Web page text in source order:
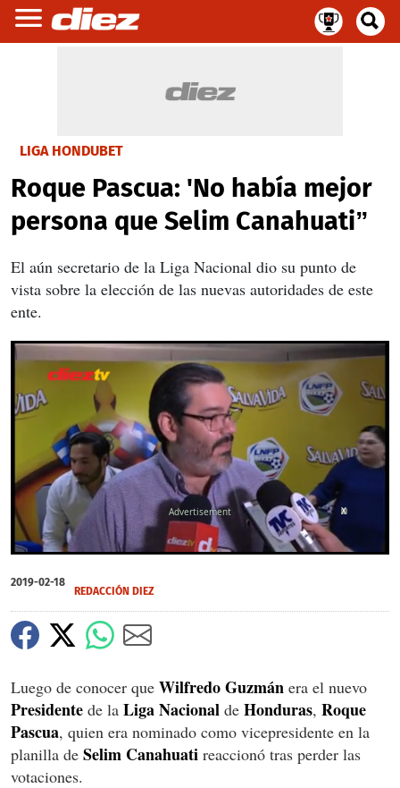
LIGA HONDUBET
Roque Pascua: 'No había mejor
persona que Selim Canahuati”
El aún secretario de la Liga Nacional dio su punto de
vista sobre la elección de las nuevas autoridades de este
ente.
seconds
of
seconds
X
2019-02-18
REDACCIÓN DIEZ
Luego de conocer que WilfredoGuzmán era el nuevo
Presidente de la LigaNacional de Honduras, Roque
Pascua, quien era nominado como vicepresidente en la
planilla de Selim Canahuati reaccionó tras perder las
votaciones.